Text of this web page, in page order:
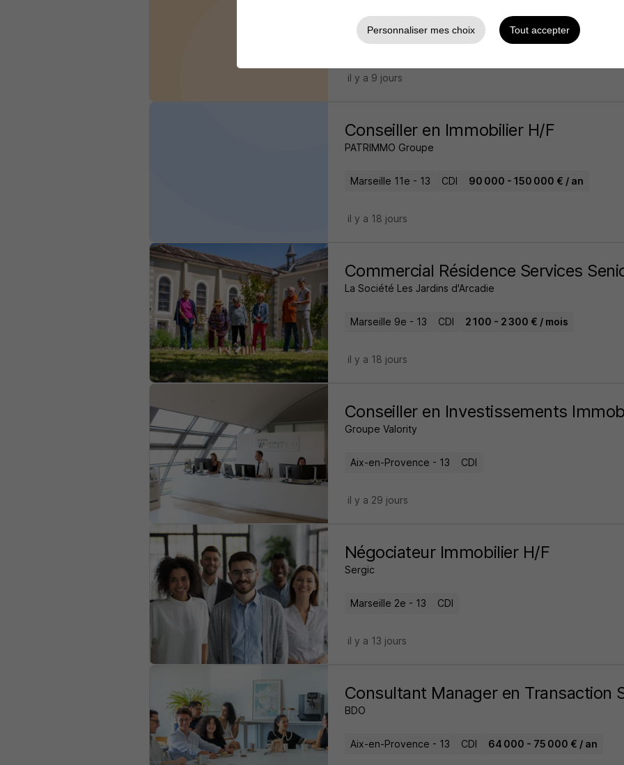
Marseille - 13 30 000 - 80 000 € / an
il y a 9 jours
Conseiller en Immobilier H/F
PATRIMMO Groupe
Marseille 11e - 13 CDI 90 000 - 150 000 € / an
il y a 18 jours
Commercial Résidence Services
La Société Les Jardins d'Arcadie
Marseille 9e - 13 CDI 2 100 - 2 300 € / mois
il y a 18 jours
Conseiller en Investissements
Groupe Valority
Aix-en-Provence - 13 CDI
il y a 29 jours
Négociateur Immobilier H/F
Sergic
Marseille 2e - 13 CDI
il y a 13 jours
Consultant Manager en Transaction
BDO
Aix-en-Provence - 13 CDI 64 000 - 75 000 € / an
Personnaliser mes choix Tout accepter